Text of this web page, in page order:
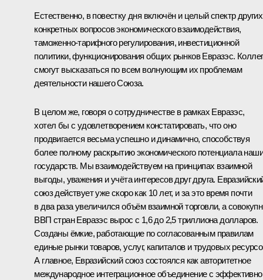
Естественно, в повестку дня включён и целый спектр других
конкретных вопросов экономического взаимодействия,
таможенно-тарифного регулирования, инвестиционной
политики, функционирования общих рынков Евразэс.
смогут высказаться по всем волнующим их проблемам
деятельности нашего Союза.
В целом же, говоря о сотрудничестве в рамках Евразэс,
хотел бы с удовлетворением констатировать, что оно
продвигается весьма успешно и динамично, способствуя
более полному раскрытию экономического потенциала
государств. Мы взаимодействуем на принципах взаимной
выгоды, уважения и учёта интересов друг друга.
союз действует уже скоро как 10 лет, и за это время почти
в два раза увеличился объём взаимной торговли, а
ВВП стран Евразэс вырос с 1,6 до 2,5 триллиона долларов.
Созданы ёмкие, работающие по согласованным правилам
единые рынки товаров, услуг, капиталов и трудовых
А главное, Евразийский союз состоялся как авторитетное
международное интеграционное объединение с